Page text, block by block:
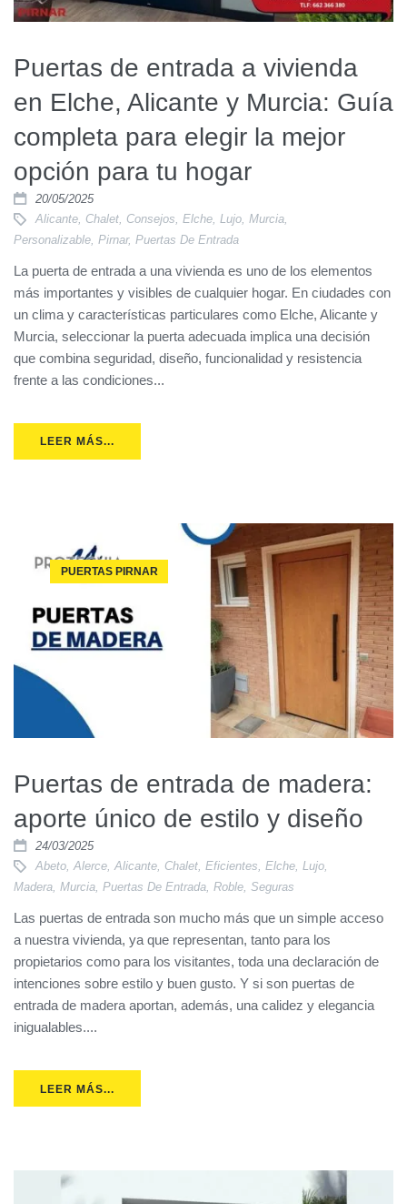
Puertas de entrada a vivienda
en Elche, Alicante y Murcia: Guía
completa para elegir la mejor
opción para tu hogar
20/05/2025
Alicante, Chalet, Consejos, Elche, Lujo, Murcia,
Personalizable Pirnar, Puertas De Entrada
La puerta de entrada a una vivienda es uno de los elementos
más importantes y visibles de cualquier hogar. En ciudades con
un clima y características particulares como Elche, Alicante y
Murcia, seleccionar la puerta adecuada implica una decisión
que combina seguridad, diseño, funcionalidad y resistencia
frente a las condiciones...
LEER MÁS...
PUERTAS PIRNAR
Puertas de entrada de madera:
aporte único de estilo y diseño
24/03/2025
Abeto,Alerce,Alicante, Chalet, Eficientes, Elche, Lujo,
Madera, Murcia, Puertas De Entrada, Roble, Seguras
Las puertas de entrada son mucho más que un simple acceso
a nuestra vivienda, ya que representan, tanto para los
propietarios como para los visitantes, toda una declaración de
intenciones sobre estilo y buen gusto. Y si son puertas de
entrada de madera aportan, además, una calidez y elegancia
inigualables....
LEER MÁS...